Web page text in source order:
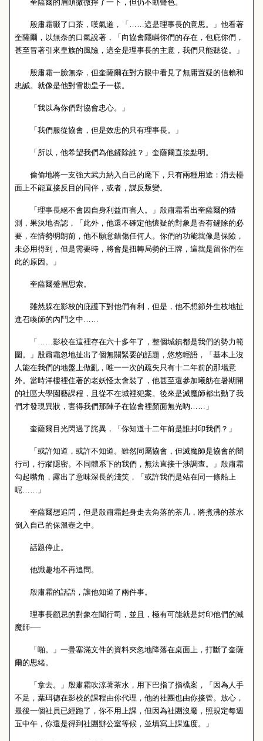
奎薩爾的眉頭微微擰了一下，但仍不動聲色。
殷肅霜啜了口茶，嘆氣道，「……這是理事長的意思。」他看著
奎薩爾，以無奈的口氣說著，「向協會隱瞞你們的存在，包庇你們，
甚至冒著引來皇族的風險，這全是理事長的主意，我們只能聽從。」
殷肅霜一臉無奈，但奎薩爾在對方眼中看見了無庸置疑的信賴和
忠誠。就像是他對雪勘皇子一樣。
「我以為你們對協會忠心。」
「我們服從協會，但是效忠的只有理事長。」
「所以，他希望我們為他鏟除誰？」奎薩爾直接點明。
偷偷地將一支強大武力納入自己的麾下，只有兩種用途：消去檯
面上不能直接反目的同伴，或者，謀反叛變。
「理事長絕不會因自身利益而害人。」殷肅霜看出奎薩爾的猜
測，果決地否認，「此外，他還不確定他懷疑的對象是否有鏟除的必
要，在情勢明朗前，他不願意錯傷任何人。你們的功能就像是保險，
未必用得到，但是需要時，將會是扭轉局勢的王牌，這就是留你們在
此的原因。」
奎薩爾蹙眉思索。
雖然躲在影校的庇護下對他們有利，但是，他不想節外生枝地扯
進召喚師的內鬥之中……
「……影校在這裡存在六十多年了，整個城鎮都是我們的勢力範
圍。」殷肅霜忽地扯出了個無關緊要的話題，悠悠輕語，「基本上沒
人能在我們的地盤上做亂，唯一一次的疏失只有十二年前的那場意
外。當時洋樓裡住著的老妖怪太會裝了，他甚至還參加曦舫在暑期開
的社區大學園藝課程，且從不在城裡犯案。後來是滅魔師都出動了我
們才發現異狀，害得我們那陣子在協會裡顏面無光吶……」
奎薩爾目光閃過了詫異，「你知道十二年前是誰封印我們？」
「或許知道，或許不知道。雖然同屬協會，但滅魔師是協會的闇
行司，行蹤隱密。不同體系下的我們，無法直接干涉調查。」殷肅霜
勾起嘴角，露出了意味深長的淺笑，「或許我們是站在同一條船上
呢……」
奎薩爾想追問，但是殷肅霜起身走去角落的茶几，將煮沸的茶水
倒入自己的保溫壺之中。
話題停止。
他識趣地不再追問。
殷肅霜的話語，讓他知道了兩件事。
理事長顧忌的對象在闇行司，並且，極有可能就是封印他們的滅
魔師──
「啪。」一疊塞滿文件的資料夾忽地降落在桌面上，打斷了奎薩
爾的思緒。
「拿去。」殷肅霜吹涼著茶水，用下巴指了指檔案，「因為人手
不足，葉珥德在影校的課程由你代理，他的社團也由你接管。放心，
最後一個社員已經跑了，你不用上課，但因為社團沒廢，照規定每週
五中午，你還是得到社團辦公室等候，並填寫上課進度。」